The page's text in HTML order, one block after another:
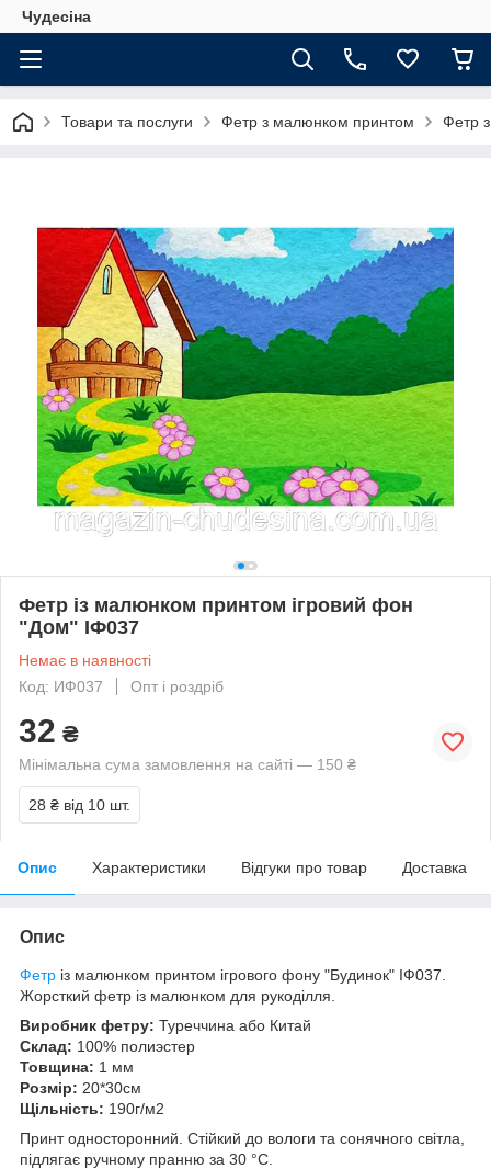
Чудесіна
Товари та послуги Фетр з малюнком принтом Фетр
Фетр із малюнком принтом ігровий фон
"Дом" ІФ037
Немає в наявності
Код: ИФ037
Опт і роздріб
32 ₴
Мінімальна сума замовлення на сайті — 150 ₴
28 ₴ від 10 шт.
Опис Характеристики Відгуки про товар Доставка
Опис
Фетр із малюнком принтом ігрового фону "Будинок" ІФ037.
Жорсткий фетр із малюнком для рукоділля.
Виробник фетру: Туреччина або Китай
Склад: 100% полиэстер
Товщина: 1 мм
Розмір: 20*30см
Щільність: 190г/м2
Принт односторонний. Стійкий до вологи та сонячного світла,
підлягає ручному пранню за 30 °C.